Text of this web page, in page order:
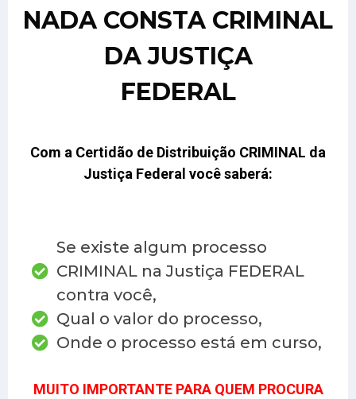
NADA CONSTA CRIMINAL
DA JUSTIÇA
FEDERAL
Com a Certidão de Distribuição CRIMINAL da
Justiça Federal você saberá:
Se existe algum processo
CRIMINAL na Justiça FEDERAL
contra você,
Qual o valor do processo,
Onde o processo está em curso,
MUITO IMPORTANTE PARA QUEM PROCURA